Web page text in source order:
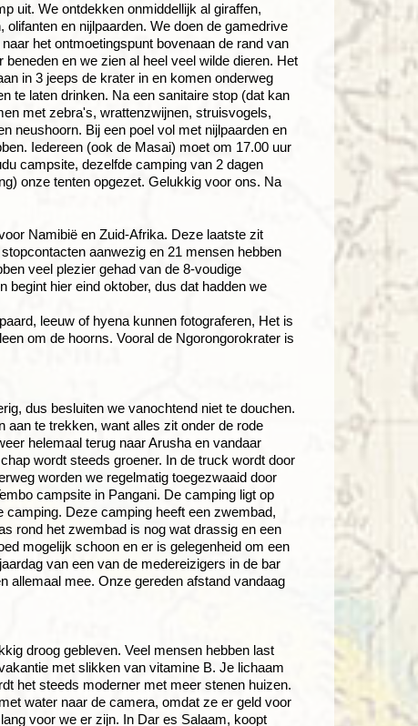
uit. We ontdekken onmiddellijk al giraffen,
en nijlpaarden. We doen de gamedrive
het ontmoetingspunt bovenaan de rand van
en we zien al heel veel wilde dieren. Het
in 3 jeeps de krater in en komen onderweg
te laten drinken. Na een sanitaire stop (dat kan
met zebra's, wrattenzwijnen, struisvogels,
neushoorn. Bij een poel vol met nijlpaarden en
Iedereen (ook de Masai) moet om 17.00 uur
campsite, dezelfde camping van 2 dagen
onze tenten opgezet. Gelukkig voor ons. Na
Namibië en Zuid-Afrika. Deze laatste zit
aanwezig en 21 mensen hebben
veel plezier gehad van de 8-voudige
hier eind oktober, dus dat hadden we
leeuw of hyena kunnen fotograferen, Het is
om de hoorns. Vooral de Ngorongorokrater is
dus besluiten we vanochtend niet te douchen.
te trekken, want alles zit onder de rode
helemaal terug naar Arusha en vandaar
wordt steeds groener. In de truck wordt door
worden we regelmatig toegezwaaid door
campsite in Pangani. De camping ligt op
Deze camping heeft een zwembad,
rond het zwembad is nog wat drassig en een
mogelijk schoon en er is gelegenheid om een
van een van de medereizigers in de bar
allemaal mee. Onze gereden afstand vandaag
droog gebleven. Veel mensen hebben last
met slikken van vitamine B. Je lichaam
het steeds moderner met meer stenen huizen.
water naar de camera, omdat ze er geld voor
voor we er zijn. In Dar es Salaam, koopt